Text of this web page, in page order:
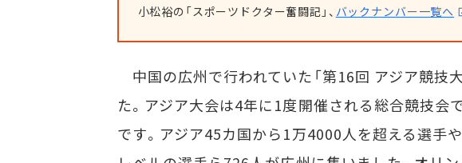
小松裕の「スポーツドクター奮闘記」、 バックナンバー一覧へ
中国の広州で行われていた「第16回 アジア競技
た。アジア大会は4年に1度開催される総合競技会
です。アジア45カ国から1万4000人を超える選手